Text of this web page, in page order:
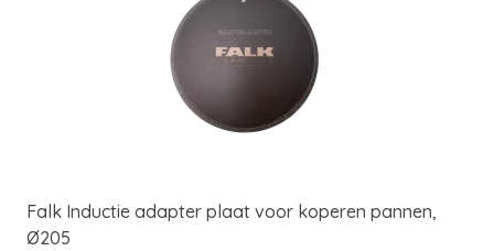
Falk Inductie adapter plaat voor koperen pannen,
Ø205